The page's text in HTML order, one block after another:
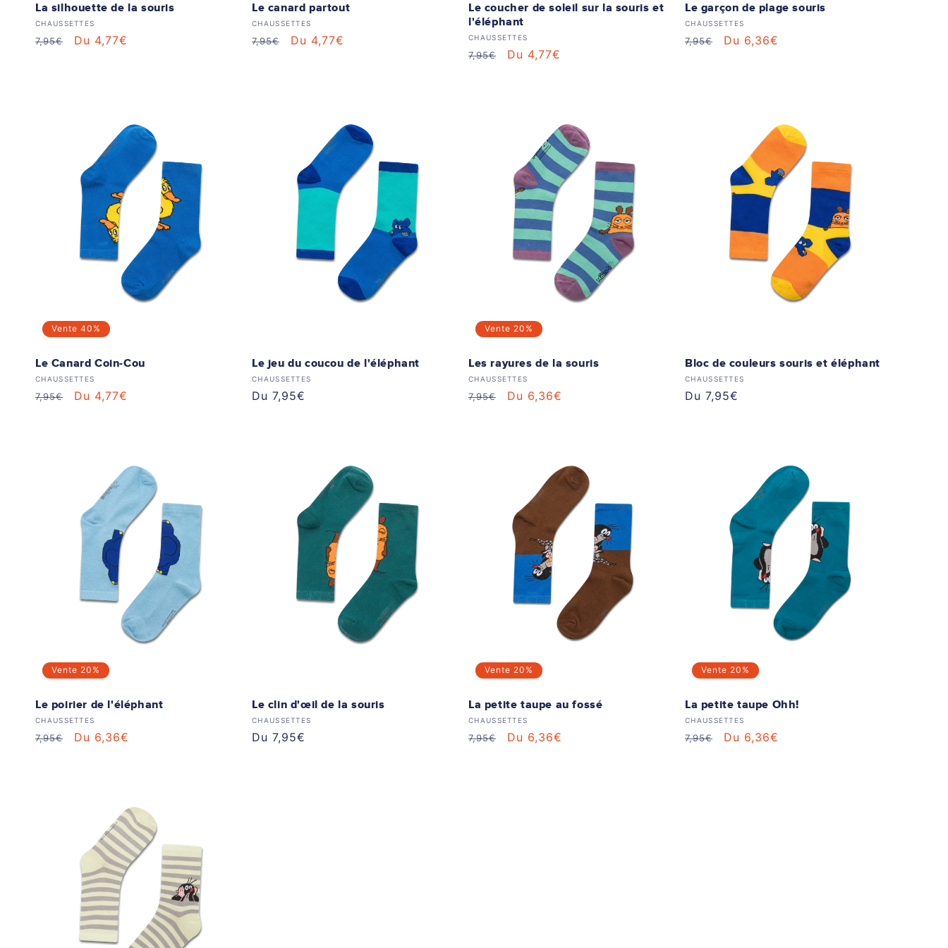
La silhouette de la souris
Distributeur :
CHAUSSETTES
Prix
7,95€
Prix
Du 4,77€
Le canard partout
Distributeur :
CHAUSSETTES
Prix
7,95€
Prix
Du 4,77€
Le coucher de soleil sur la souris et
l'éléphant
Distributeur :
CHAUSSETTES
Prix
7,95€
Prix
Du 4,77€
Le garçon de plage souris
Distributeur :
CHAUSSETTES
Prix
7,95€
Prix
Du 6,36€
Vente 40%
Le Canard Coin-Cou
Distributeur :
CHAUSSETTES
Prix
7,95€
Prix
Du 4,77€
Le jeu du coucou de l'éléphant
Distributeur :
CHAUSSETTES
Prix
Du 7,95€
Vente 20%
Les rayures de la souris
Distributeur :
CHAUSSETTES
Prix
7,95€
Prix
Du 6,36€
Bloc de couleurs souris et éléphant
Distributeur :
CHAUSSETTES
Prix
Du 7,95€
Vente 20%
Le poirier de l'éléphant
Distributeur :
CHAUSSETTES
Prix
7,95€
Prix
Du 6,36€
Le clin d'œil de la souris
Distributeur :
CHAUSSETTES
Prix
Du 7,95€
Vente 20%
La petite taupe au fossé
Distributeur :
CHAUSSETTES
Prix
7,95€
Prix
Du 6,36€
Vente 20%
La petite taupe Ohh!
Distributeur :
CHAUSSETTES
Prix
7,95€
Prix
Du 6,36€